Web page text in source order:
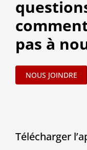
pas à
NOUS JOINDRE
Télécharger